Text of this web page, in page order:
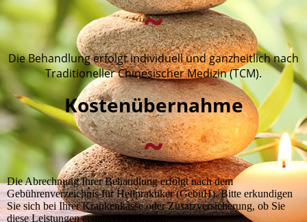
~
Die Behandlung erfolgt individuell und ganzheitlich nach
Traditioneller Chinesischer Medizin (TCM).
Kostenübernahme
~
Die Abrechnung Ihrer Behandlung erfolgt nach dem
Gebührenverzeichnis für Heilpraktiker (GebüH). Bitte erkundigen
Sie sich bei Ihrer Krankenkasse oder Zusatzversicherung, ob Sie
diese Leistungen erstattet bekommen.